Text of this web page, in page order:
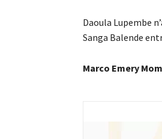
Daoula Lupembe
Sanga Balende
Marco Emery